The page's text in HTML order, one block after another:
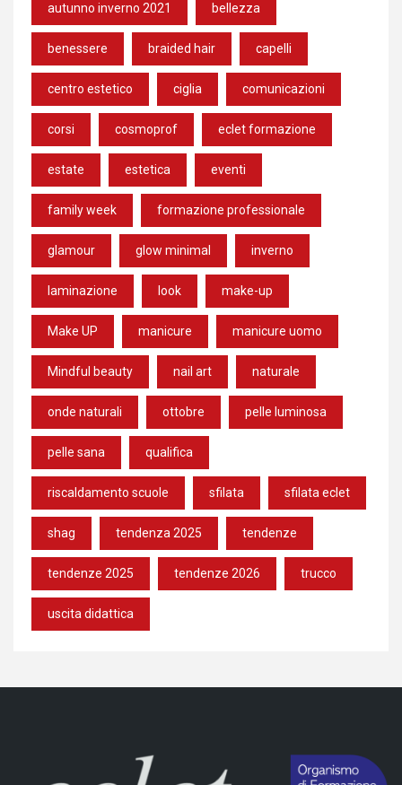
autunno inverno 2021 bellezza
benessere braided hair capelli
centro estetico ciglia comunicazioni
corsi cosmoprof eclet formazione
estate estetica eventi
family week formazione professionale
glamour glow minimal inverno
laminazione look make-up
Make UP manicure manicure uomo
Mindful beauty nail art naturale
onde naturali ottobre pelle luminosa
pelle sana qualifica
riscaldamento scuole sfilata sfilata eclet
shag tendenza 2025 tendenze
tendenze 2025 tendenze 2026 trucco
uscita didattica